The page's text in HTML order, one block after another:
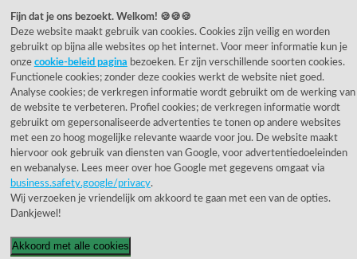
Fijn dat je ons bezoekt. Welkom! 🍪🍪🍪
Deze website maakt gebruik van cookies. Cookies zijn veilig en worden
gebruikt op bijna alle websites op het internet. Voor meer informatie kun je
onze cookie-beleid pagina bezoeken. Er zijn verschillende soorten cookies.
Functionele cookies; zonder deze cookies werkt de website niet goed.
Analyse cookies; de verkregen informatie wordt gebruikt om de werking van
de website te verbeteren. Profiel cookies; de verkregen informatie wordt
gebruikt om gepersonaliseerde advertenties te tonen op andere websites
met een zo hoog mogelijke relevante waarde voor jou. De website maakt
hiervoor ook gebruik van diensten van Google, voor advertentiedoeleinden
en webanalyse. Lees meer over hoe Google met gegevens omgaat via
business.safety.google/privacy.
Wij verzoeken je vriendelijk om akkoord te gaan met een van de opties.
Dankjewel!
Akkoord met alle cookies